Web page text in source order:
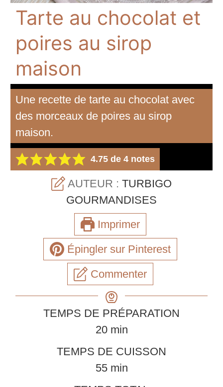
Tarte au chocolat et
poires au sirop
maison
Une recette de tarte au chocolat avec
des morceaux de poires au sirop
maison.
4.75 de4 notes
AUTEUR :TURBIGO
GOURMANDISES
Imprimer
Épingler sur Pinterest
Commenter
TEMPS DE PRÉPARATION
20minutes
min
TEMPS DE CUISSON
55minutes
min